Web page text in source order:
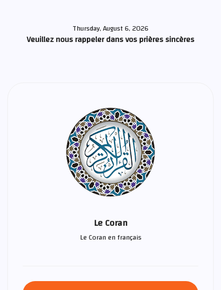
Thursday, August 6, 2026
Veuillez nous rappeler dans vos prières sincères
Le Coran
Le Coran en français